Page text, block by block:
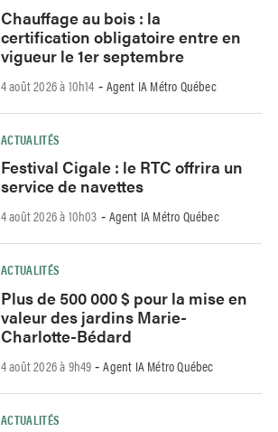
Chauffage au bois : la
certification obligatoire entre en
vigueur le 1er septembre
4 août 2026 à 10h14 - Agent IA Métro Québec
ACTUALITÉS
Festival Cigale : le RTC offrira un
service de navettes
4 août 2026 à 10h03 - Agent IA Métro Québec
ACTUALITÉS
Plus de 500 000 $ pour la mise en
valeur des jardins Marie-
Charlotte-Bédard
4 août 2026 à 9h49 -Agent IA Métro Québec
ACTUALITÉS